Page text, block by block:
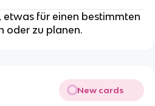
für einen bestimmten
oder zu planen.
New cards